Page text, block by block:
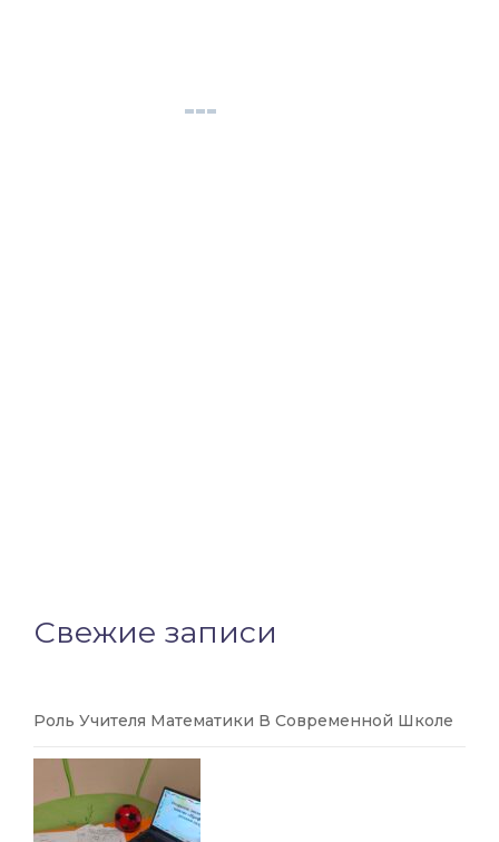
Свежие записи
Роль Учителя Математики В Современной Школе